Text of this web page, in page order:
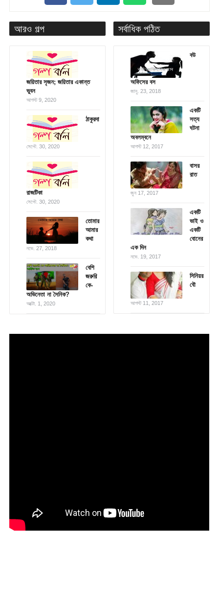
আরও গল্প
জয়িতার সৃজন; জয়িতার একান্ত
ভুবন
আগস্ট 9, 2020
ঠাকুরদা
সেপ্টে. 30, 2020
রাজটিকা
সেপ্টে. 30, 2020
তোমার
আমার
কথা
নভে. 27, 2018
বেশি
জরুরি
কে-
অভিনেতা না সৈনিক?
অক্টো. 1, 2020
সর্বাধিক পঠিত
বউ
অফিসের বস
জানু. 23, 2018
একটি
সত্য
ঘটনা
অবলম্বনে
আগস্ট 12, 2017
বাসর
রাত
জুন 17, 2017
একটি
ভাই ও
একটি
বোনের
এক দিন
নভে. 19, 2017
সিনিয়র
বৌ
আগস্ট 11, 2017